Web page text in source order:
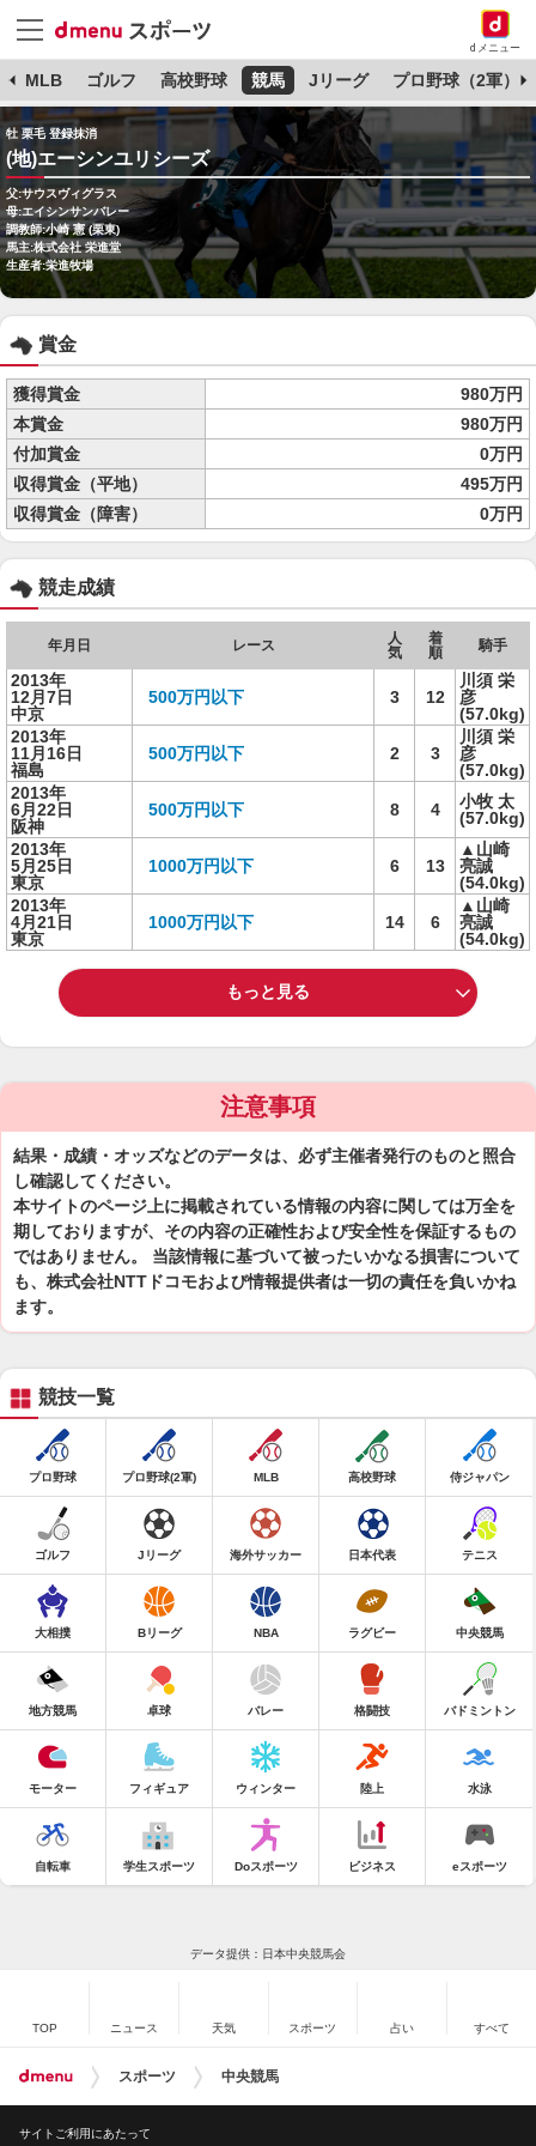
dメニュー
MLB ゴルフ 高校野球 競馬 Jリーグ プロ野球（2軍）
牡 栗毛 登録抹消
(地)エーシンユリシーズ
父:サウスヴィグラス
母:エイシンサンバレー
調教師:小崎 憲 (栗東)
馬主:株式会社 栄進堂
生産者:栄進牧場
賞金
獲得賞金
980万円
本賞金
980万円
付加賞金
0万円
収得賞金（平地）
495万円
収得賞金（障害）
0万円
競走成績
年月日 レース
人
気
着
順
騎手
2013年
12月7日
中京
500万円以下 3 12
川須 栄
彦
(57.0kg)
2013年
11月16日
福島
500万円以下 2 3
川須 栄
彦
(57.0kg)
2013年
6月22日
阪神
500万円以下 8 4
小牧 太
(57.0kg)
2013年
5月25日
東京
1000万円以下 6 13
▲山崎
亮誠
(54.0kg)
2013年
4月21日
東京
1000万円以下 14 6
▲山崎
亮誠
(54.0kg)
もっと見る
注意事項
結果・成績・オッズなどのデータは、必ず主催者発行のものと照合
し確認してください。
本サイトのページ上に掲載されている情報の内容に関しては万全を
期しておりますが、その内容の正確性および安全性を保証するもの
ではありません。 当該情報に基づいて被ったいかなる損害について
も、株式会社NTTドコモおよび情報提供者は一切の責任を負いかね
ます。
競技一覧
プロ野球 プロ野球(2軍) MLB 高校野球 侍ジャパン
ゴルフ Jリーグ 海外サッカー 日本代表 テニス
大相撲 Bリーグ NBA ラグビー 中央競馬
地方競馬 卓球 バレー 格闘技 バドミントン
モーター フィギュア ウィンター 陸上 水泳
自転車 学生スポーツ Doスポーツ ビジネス eスポーツ
データ提供：日本中央競馬会
TOP ニュース 天気 スポーツ 占い すべて
スポーツ 中央競馬
サイトご利用にあたって